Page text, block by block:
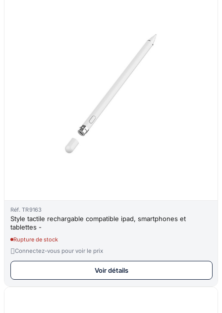
Réf. TR9163
Style tactile rechargable compatible ipad, smartphones et
tablettes -
Rupture de stock
Connectez-vous pour voir le prix
Voir détails